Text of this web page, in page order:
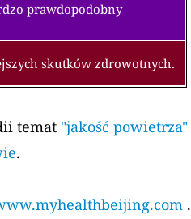
prawdopodobny
skutków zdrowotnych.
temat "jakość powietrza"
.
.